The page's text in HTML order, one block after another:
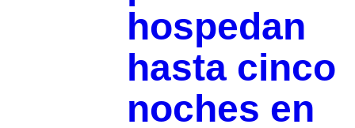
hospedan
hasta cinco
noches en